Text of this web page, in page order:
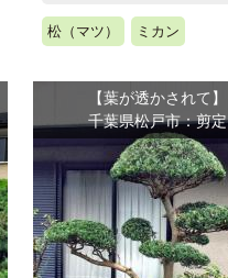
松（マツ） ミカン
【葉が透かされて】
千葉県松戸市：剪定